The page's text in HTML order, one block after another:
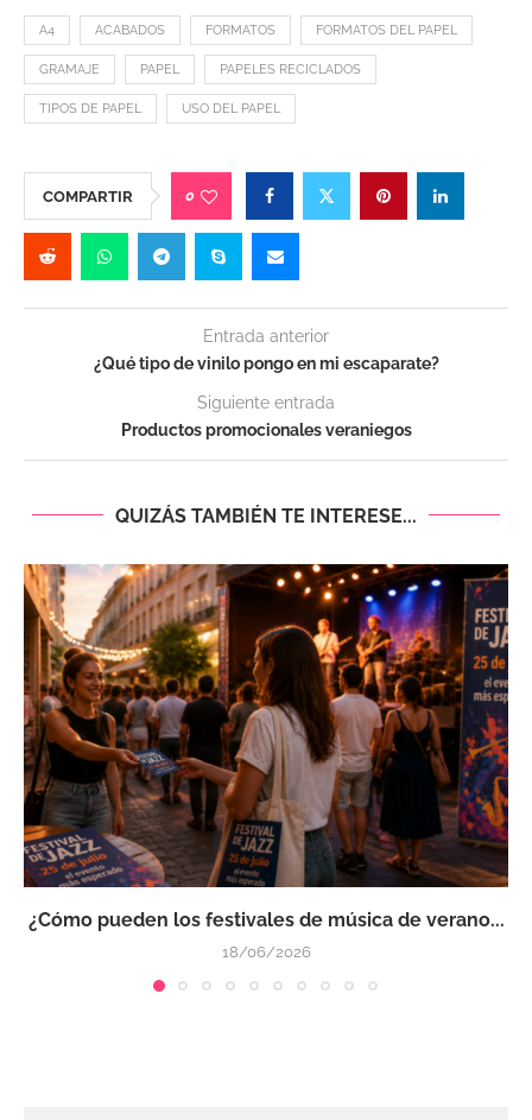
A4 ACABADOS FORMATOS FORMATOS DEL PAPEL
GRAMAJE PAPEL PAPELES RECICLADOS
TIPOS DE PAPEL USO DEL PAPEL
COMPARTIR 0
Entrada anterior
¿Qué tipo de vinilo pongo en mi escaparate?
Siguiente entrada
Productos promocionales veraniegos
QUIZÁS TAMBIÉN TE INTERESE...
¿Cómo pueden los festivales de música de verano...
18/06/2026